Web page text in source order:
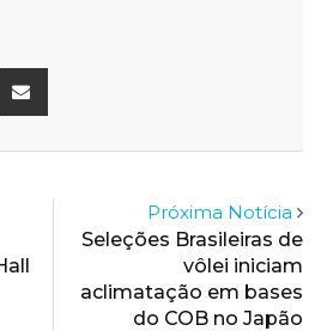
Próxima Notícia
Seleções Brasileiras de
vôlei iniciam
aclimatação em bases
do COB no Japão